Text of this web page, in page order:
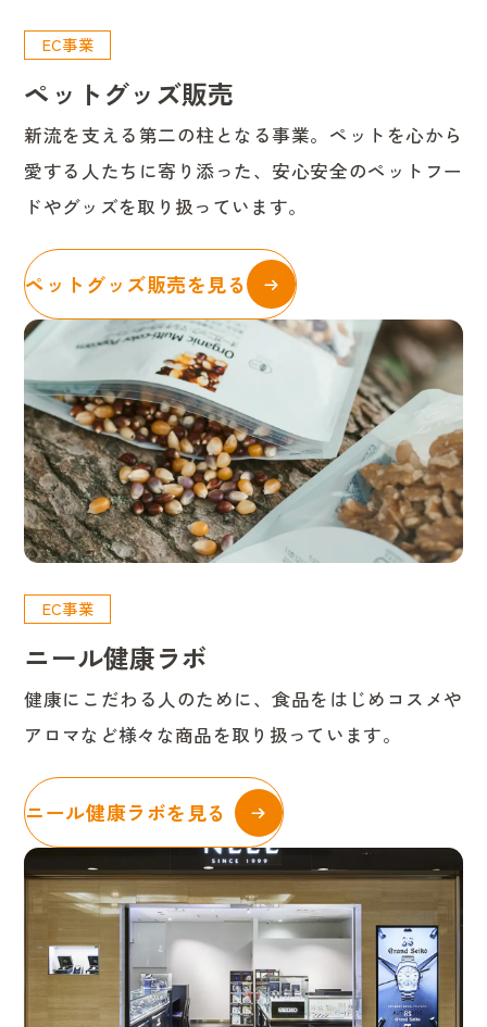
EC事業
ペットグッズ販売
新流を支える第二の柱となる事業。ペットを心から
愛する人たちに寄り添った、安心安全のペットフー
ドやグッズを取り扱っています。
ペットグッズ販売を見る
EC事業
ニール健康ラボ
健康にこだわる人のために、食品をはじめコスメや
アロマなど様々な商品を取り扱っています。
ニール健康ラボを見る